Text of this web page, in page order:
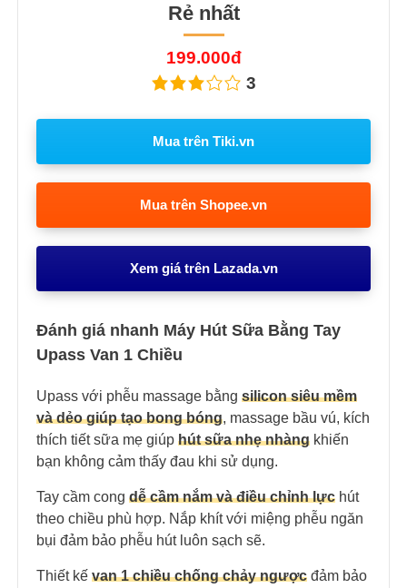
Rẻ nhất
199.000đ
3
Mua trên Tiki.vn
Mua trên Shopee.vn
Xem giá trên Lazada.vn
Đánh giá nhanh Máy Hút Sữa Bằng Tay
Upass Van 1 Chiều
Upass với phễu massage bằng silicon siêu mềm
và dẻo giúp tạo bong bóng, massage bầu vú, kích
thích tiết sữa mẹ giúp hút sữa nhẹ nhàng khiến
bạn không cảm thấy đau khi sử dụng.
Tay cầm cong dễ cầm nắm và điều chỉnh lực hút
theo chiều phù hợp. Nắp khít với miệng phễu ngăn
bụi đảm bảo phễu hút luôn sạch sẽ.
Thiết kế van 1 chiều chống chảy ngược đảm bảo